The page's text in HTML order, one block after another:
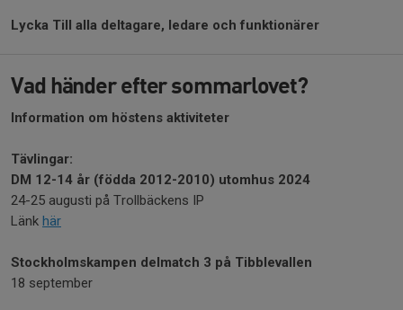
Lycka Till alla deltagare, ledare och funktionärer
Vad händer efter sommarlovet?
Information om höstens aktiviteter
Tävlingar:
DM 12-14 år (födda 2012-2010) utomhus 2024
24-25 augusti på Trollbäckens IP
Länk här
Stockholmskampen delmatch 3 på Tibblevallen
18 september